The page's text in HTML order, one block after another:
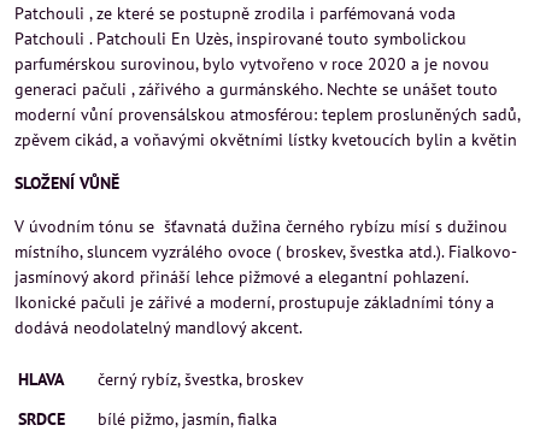
Patchouli , ze které se postupně zrodila i parfémovaná voda
Patchouli . Patchouli En Uzès, inspirované touto symbolickou
parfumérskou surovinou, bylo vytvořeno v roce 2020 a je novou
generaci pačuli , zářivého a gurmánského. Nechte se unášet touto
moderní vůní provensálskou atmosférou: teplem prosluněných sadů,
zpěvem cikád, a voňavými okvětními lístky kvetoucích bylin a květin
SLOŽENÍ VŮNĚ
V úvodním tónu se šťavnatá dužina černého rybízu mísí s dužinou
místního, sluncem vyzrálého ovoce ( broskev, švestka atd.). Fialkovo-
jasmínový akord přináší lehce pižmové a elegantní pohlazení.
Ikonické pačuli je zářivé a moderní, prostupuje základními tóny a
dodává neodolatelný mandlový akcent.
HLAVA
černý rybíz, švestka, broskev
SRDCE
bílé pižmo, jasmín, fialka